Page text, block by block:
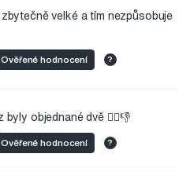
velké a tím nezpůsobuje
Ověřené hodnocení ?
objednané dvě 🤦‍♀️👎
Ověřené hodnocení ?